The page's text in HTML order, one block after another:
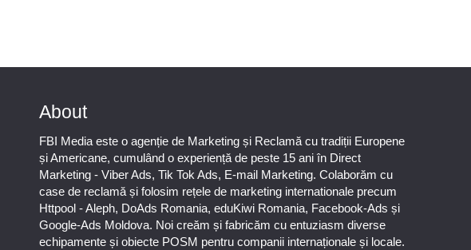
About
FBI Media este o agenție de Marketing și Reclamă cu tradiții Europene
și Americane, cumulând o experiență de peste 15 ani în Direct
Marketing - Viber Ads, Tik Tok Ads, E-mail Marketing. Colaborăm cu
case de reclamă și folosim rețele de marketing internationale precum
Httpool - Aleph, DoAds Romania, eduKiwi Romania, Facebook-Ads și
Google-Ads Moldova. Noi creăm și fabricăm cu entuziasm diverse
echipamente și obiecte POSM pentru companii internaționale și locale.